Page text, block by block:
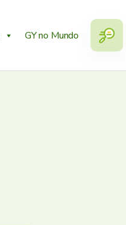
GY no Mundo